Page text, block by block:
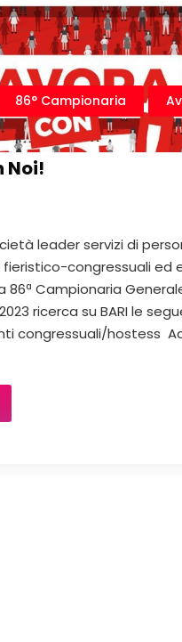
86° Campionaria
Noi!
leader servizi di
congressuali ed
86ª Campionaria
ricerca su BARI le
congressuali/hostess